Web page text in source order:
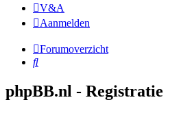
V&A
Aanmelden
Forumoverzicht
Zoek
phpBB.nl - Registratie